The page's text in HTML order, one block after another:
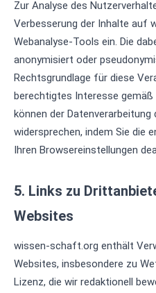
Zur Analyse des
Verbesserung der Inhalte auf
Webanalyse-Tools ein. Die
anonymisiert oder
Rechtsgrundlage für diese
berechtigtes Interesse gemäß
können der
widersprechen, indem Sie die
Ihren Browsereinstellungen
5. Links zu
Websites
wissen-schaft.org enthält
Websites, insbesondere zu
Lizenz, die wir redaktionell